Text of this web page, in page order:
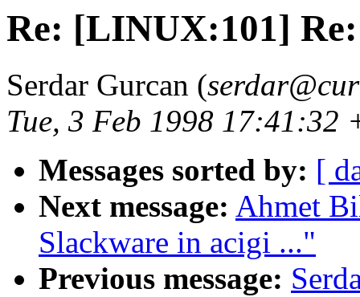
Re: [LINUX:101] Re:
Serdar Gurcan (
Tue, 3 Feb 1998 17:41:32
Messages sorted by: [
Next message: Ahmet
Slackware in acigi ..."
Previous message: